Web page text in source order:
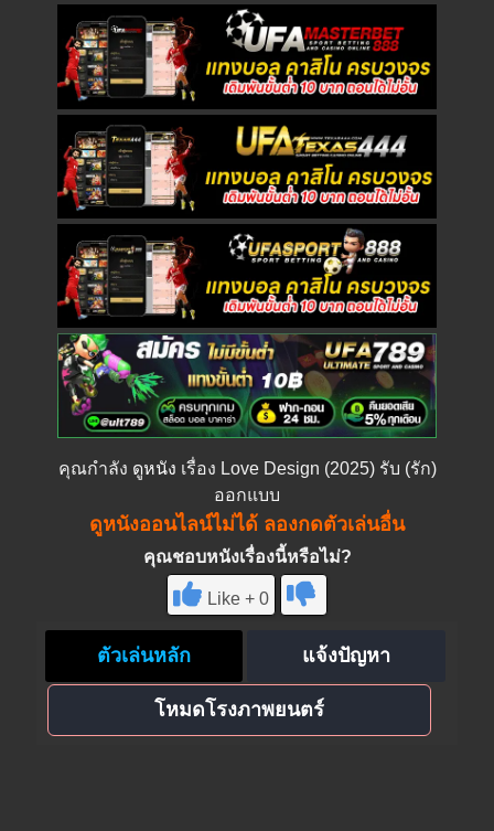
คุณกำลัง ดูหนัง เรื่อง Love Design (2025) รับ (รัก)
ออกแบบ
ดูหนังออนไลน์ไม่ได้ ลองกดตัวเล่นอื่น
คุณชอบหนังเรื่องนี้หรือไม่?
Like + 0
ตัวเล่นหลัก แจ้งปัญหา
โหมดโรงภาพยนตร์